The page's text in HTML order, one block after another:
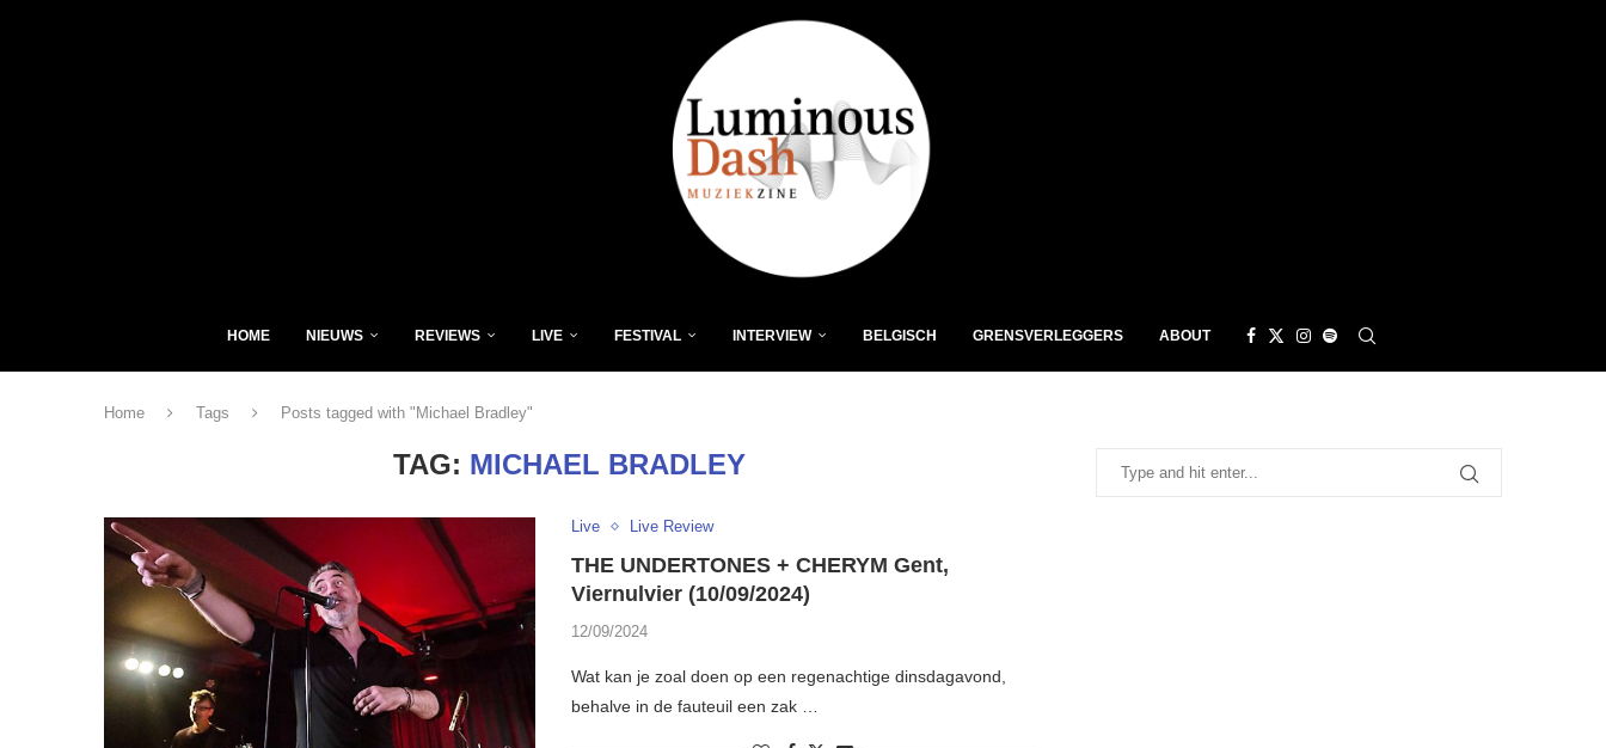
HOME NIEUWS REVIEWS LIVE FESTIVAL INTERVIEW BELGISCH GRENSVERLEGGERS ABOUT
Home Tags Posts tagged with "Michael Bradley"
TAG: MICHAEL BRADLEY
Live Live Review
THE UNDERTONES + CHERYM Gent,
Viernulvier (10/09/2024)
12/09/2024
Wat kan je zoal doen op een regenachtige dinsdagavond,
behalve in de fauteuil een zak …